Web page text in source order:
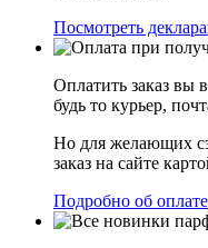
Посмотреть
Оплатить заказ вы
будь то курьер,
Но для желающих
заказ на сайте
Подробно об оплате